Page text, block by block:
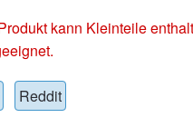
kann Kleinteile
Reddit